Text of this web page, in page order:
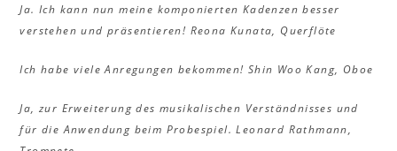
Ja. Ich kann nun meine komponierten Kadenzen besser
verstehen und präsentieren! Reona Kunata, Querflöte
Ich habe viele Anregungen bekommen! Shin Woo Kang, Oboe
Ja, zur Erweiterung des musikalischen Verständnisses und
für die Anwendung beim Probespiel. Leonard Rathmann,